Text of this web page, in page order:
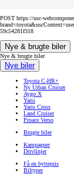
POST https://usc-
59c54281f318
Nye & brugte biler
Nye & brugte biler
Nye biler
Toyota C-HR+
Ny Urban Cruiser
Aygo X
Yaris
Yaris Cross
Land Cruiser
Proace Verso
Brugte biler
Kampagner
Drivlinjer
Få en byttepris
Biltyper